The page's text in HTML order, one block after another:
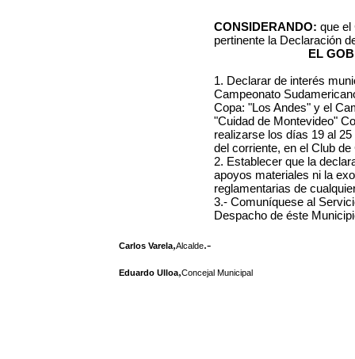
CONSIDERANDO: que el
pertinente la Declaración
EL
1. Declarar de interés
Campeonato
Copa: "Los Andes" y el
"Cuidad de Montevideo"
realizarse los días 19 al
del corriente, en el Club
2. Establecer que la
apoyos materiales ni la
reglamentarias de
3.- Comuníquese al
Despacho de éste
Carlos Varela,Alcalde.-
Eduardo Ulloa,Concejal Municipal